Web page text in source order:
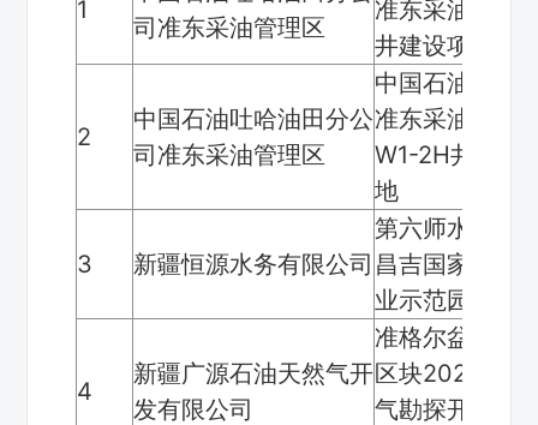
1
司准东采油管理区
准东采油管理
井建设项目临
2
中国石油吐哈油田分公
司准东采油管理区
中国石油吐哈
准东采油管理
W1-2H井建设
地
3 新疆恒源水务有限公司
第六师水网供
昌吉国家农业
业示范园段临
4
新疆广源石油天然气开
发有限公司
准格尔盆地大
区块2024年-
气勘探开发项